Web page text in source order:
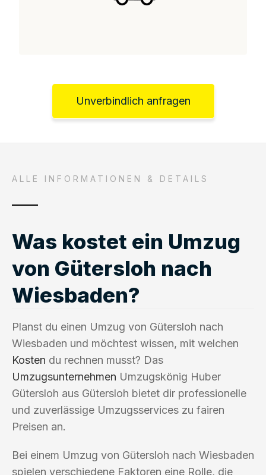
Unverbindlich anfragen
ALLE INFORMATIONEN & DETAILS
Was kostet ein Umzug
von Gütersloh nach
Wiesbaden?
Planst du einen Umzug von Gütersloh nach
Wiesbaden und möchtest wissen, mit welchen
Kosten du rechnen musst? Das
Umzugsunternehmen Umzugskönig Huber
Gütersloh aus Gütersloh bietet dir professionelle
und zuverlässige Umzugsservices zu fairen
Preisen an.
Bei einem Umzug von Gütersloh nach Wiesbaden
spielen verschiedene Faktoren eine Rolle, die